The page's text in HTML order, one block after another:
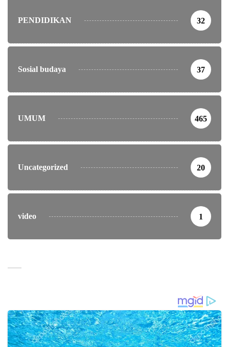
PENDIDIKAN 32
Sosial budaya 37
UMUM 465
Uncategorized 20
video 1